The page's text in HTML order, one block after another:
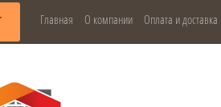
Главная О компании Оплата и доставка